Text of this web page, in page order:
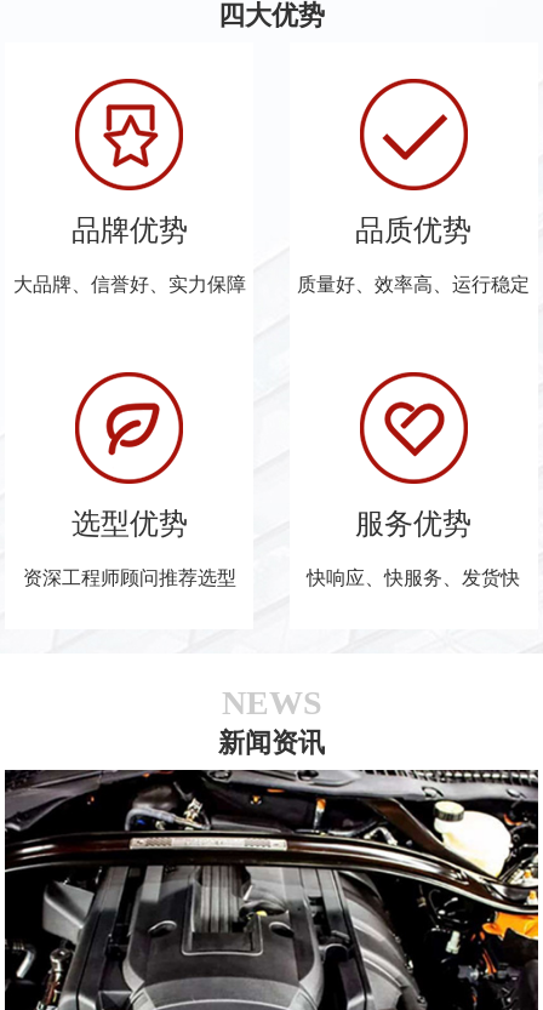
四大优势
品牌优势
大品牌、信誉好、实力保障
品质优势
质量好、效率高、运行稳定
选型优势
资深工程师顾问推荐选型
服务优势
快响应、快服务、发货快
NEWS
新闻资讯